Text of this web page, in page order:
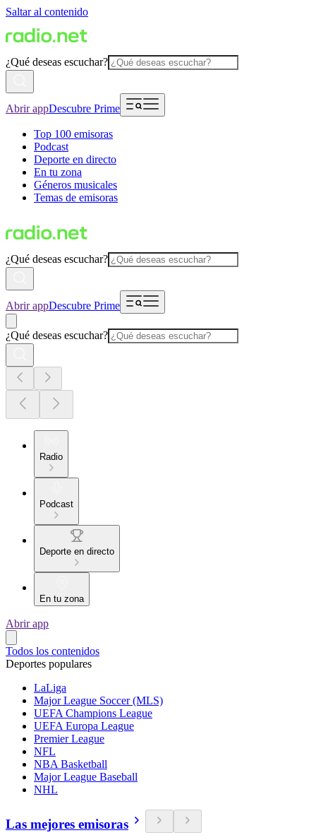
Saltar al contenido
¿Qué deseas escuchar?
Abrir appDescubre Prime
Top 100 emisoras
Podcast
Deporte en directo
En tu zona
Géneros musicales
Temas de emisoras
¿Qué deseas escuchar?
Abrir appDescubre Prime
¿Qué deseas escuchar?
Radio
Podcast
Deporte en directo
En tu zona
Abrir app
Todos los contenidos
Deportes populares
LaLiga
Major League Soccer (MLS)
UEFA Champions League
UEFA Europa League
Premier League
NFL
NBA Basketball
Major League Baseball
NHL
Las mejores emisoras